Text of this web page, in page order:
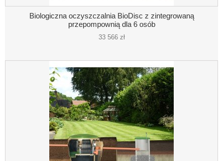
Biologiczna oczyszczalnia BioDisc z zintegrowaną
przepompownią dla 6 osób
33 566 zł